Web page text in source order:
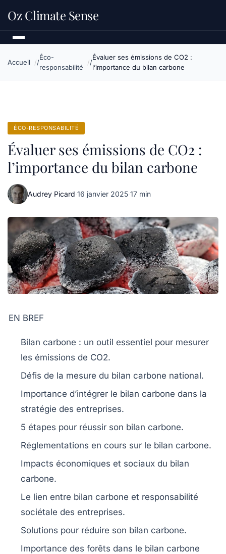
Oz Climate Sense
Accueil
Éco-
responsabilité
Évaluer ses émissions de CO2 :
l’importance du bilan carbone
ÉCO-RESPONSABILITÉ
Évaluer ses émissions de CO2 :
l’importance du bilan carbone
Audrey Picard·16 janvier 2025·17 min
EN BREF
Bilan carbone : un outil essentiel pour mesurer
les émissions de CO2.
Défis de la mesure du bilan carbone national.
Importance d’intégrer le bilan carbone dans la
stratégie des entreprises.
5 étapes pour réussir son bilan carbone.
Réglementations en cours sur le bilan carbone.
Impacts économiques et sociaux du bilan
carbone.
Le lien entre bilan carbone et responsabilité
sociétale des entreprises.
Solutions pour réduire son bilan carbone.
Importance des forêts dans le bilan carbone